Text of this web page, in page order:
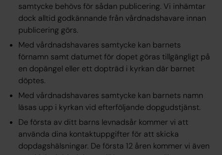
samtycke behövs för sådan publicering. Vi inhämtar
dock alltid godkännande från vårdnadshavare innan
publicering görs.
Med vårdnadshavares samtycke kan barnets
förnamn samt datumet för dopet göras tillgängligt på
en dopängel eller ett dopträd i kyrkan där barnet
döptes.
Med vårdnadshavares samtycke kan barnets namn
läsas upp i kyrkan vid efterföljande dopgudstjänst.
De första av ditt barns levnadsår kommer vi att
använda dina kontaktuppgifter för att skicka
dopdagshälsningar. De första 12 åren kommer vi även